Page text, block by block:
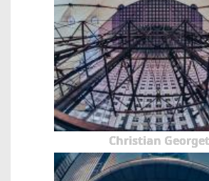
Christian Georget